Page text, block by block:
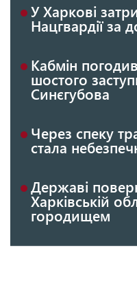
У Харкові
Нацгвардії за
Кабмін
шостого
Синєгубова
Через спеку
стала
Державі
Харківській
городищем